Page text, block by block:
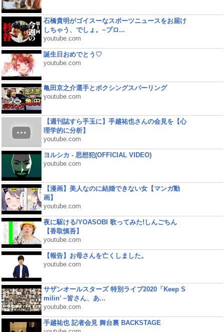
石橋貴明がゴイスーなスポーツニュースをお届け
しちゃう、でしょ。~プロ...
youtube.com
誕生日おめでとう♡
youtube.com
亀田京之介選手とボクシングスパーリング
youtube.com
【週刊誌すら手玉に】手越祐也さんの会見を【心
理学的に分析】
youtube.com
ヨルシカ - 思想犯(OFFICIAL VIDEO)
youtube.com
【漫画】美人なのに結婚できない女【マンガ動
画】
youtube.com
夜に駆ける/YOASOBI 歌ってみた!しんごちん
【香取慎吾】
youtube.com
【報告】お母さんを亡くしました。
youtube.com
サザンオールスターズ 特別ライブ2020「Keep S
milin’ ~皆さん、あ...
youtube.com
手越祐也 記者会見 舞台裏 BACKSTAGE